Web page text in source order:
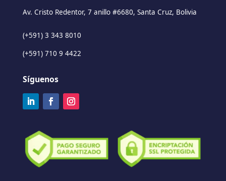
Av. Cristo Redentor, 7 anillo #6680, Santa Cruz, Bolivia
(+591) 3 343 8010
(+591) 710 9 4422
Síguenos